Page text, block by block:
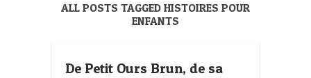
ALL POSTS TAGGED HISTOIRES POUR
ENFANTS
De Petit Ours Brun, de sa